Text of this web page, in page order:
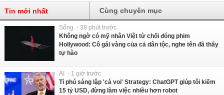
Tin mới nhất Cùng chuyên mục
Sống - 38 phút trước
Không ngờ có mỹ nhân Việt từ chối đóng phim
Hollywood: Cô gái vàng của cả dân tộc, nghe tên đã thấy
tự hào
AI - 1 giờ trước
Tỉ phú sáng lập 'cá voi' Strategy: ChatGPT giúp tôi kiếm
15 tỷ USD, đừng làm việc nhiều hơn robot